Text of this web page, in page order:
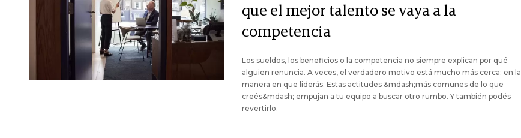
que el mejor talento se vaya a la
competencia
Los sueldos, los beneficios o la competencia no siempre explican por qué
alguien renuncia. A veces, el verdadero motivo está mucho más cerca: en la
manera en que liderás. Estas actitudes &mdash;más comunes de lo que
creés&mdash; empujan a tu equipo a buscar otro rumbo. Y también podés
revertirlo.